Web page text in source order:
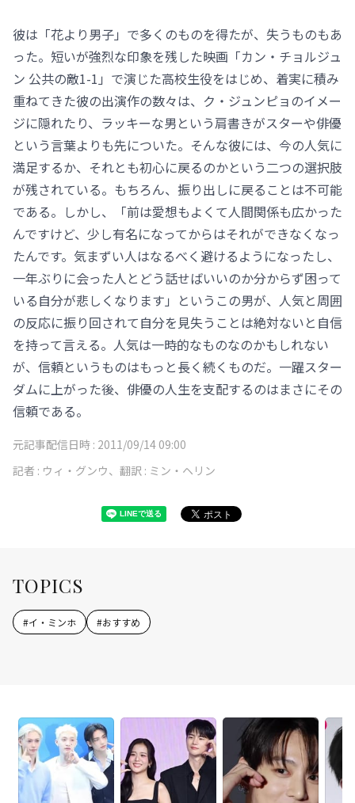
彼は「花より男子」で多くのものを得たが、失うものもあ
った。短いが強烈な印象を残した映画「カン・チョルジュ
ン 公共の敵1-1」で演じた高校生役をはじめ、着実に積み
重ねてきた彼の出演作の数々は、ク・ジュンピョのイメー
ジに隠れたり、ラッキーな男という肩書きがスターや俳優
という言葉よりも先についた。そんな彼には、今の人気に
満足するか、それとも初心に戻るのかという二つの選択肢
が残されている。もちろん、振り出しに戻ることは不可能
である。しかし、「前は愛想もよくて人間関係も広かった
んですけど、少し有名になってからはそれができなくなっ
たんです。気まずい人はなるべく避けるようになったし、
一年ぶりに会った人とどう話せばいいのか分からず困って
いる自分が悲しくなります」というこの男が、人気と周囲
の反応に振り回されて自分を見失うことは絶対ないと自信
を持って言える。人気は一時的なものなのかもしれない
が、信頼というものはもっと長く続くものだ。一躍スター
ダムに上がった後、俳優の人生を支配するのはまさにその
信頼である。
元記事配信日時 : 2011/09/14 09:00
記者 : ウィ・グンウ、翻訳 : ミン・ヘリン
TOPICS
#イ・ミンホ #おすすめ